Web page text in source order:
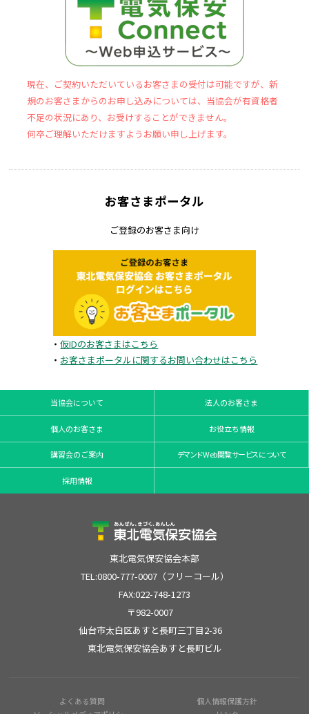
現在、ご契約いただいているお客さまの受付は可能ですが、新
規のお客さまからのお申し込みについては、当協会が有資格者
不足の状況にあり、お受けすることができません。
何卒ご理解いただけますようお願い申し上げます。
お客さまポータル
ご登録のお客さま向け
・仮IDのお客さまはこちら
・ お客さまポータルに関するお問い合わせはこちら
当協会について 法人のお客さま
個人のお客さま お役立ち情報
講習会のご案内 デマンドWeb閲覧サービスについて
採用情報
東北電気保安協会本部
TEL:0800-777-0007（フリーコール）
FAX:022-748-1273
〒982-0007
仙台市太白区あすと長町三丁目2-36
東北電気保安協会あすと長町ビル
よくある質問
個人情報保護方針